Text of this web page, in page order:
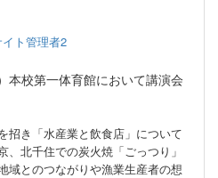
ト管理者2
本校第一体育館において講演会
招き「水産業と飲食店」について
、北千住での炭火焼「ごっつり」
域とのつながりや漁業生産者の想